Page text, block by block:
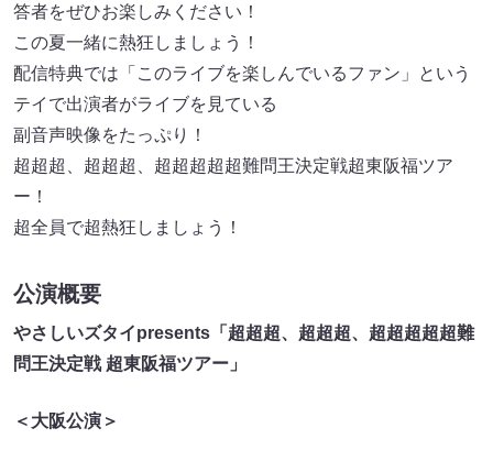
答者をぜひお楽しみください！
この夏一緒に熱狂しましょう！
配信特典では「このライブを楽しんでいるファン」という
テイで出演者がライブを見ている
副音声映像をたっぷり！
超超超、超超超、超超超超超難問王決定戦超東阪福ツア
ー！
超全員で超熱狂しましょう！
公演概要
やさしいズタイpresents「超超超、超超超、超超超超超難
問王決定戦 超東阪福ツアー」
＜大阪公演＞